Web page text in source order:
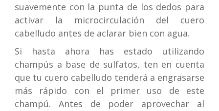
suavemente con la punta de los dedos para
activar la microcirculación del cuero
cabelludo antes de aclarar bien con agua.
Si hasta ahora has estado utilizando
champús a base de sulfatos, ten en cuenta
que tu cuero cabelludo tenderá a engrasarse
más rápido con el primer uso de este
champú. Antes de poder aprovechar al